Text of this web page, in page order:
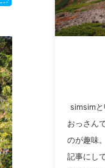
simsim
おっさん
のが趣味
記事にし